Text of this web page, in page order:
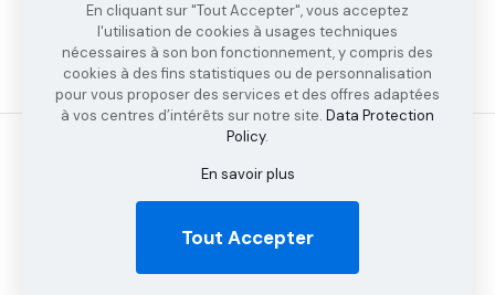
→
EDI
→
Station chargeur
© 2022 Transports TDF | Tous droits réservés-
|Mentions légales
En cliquant sur "Tout Accepter", vous acceptez
l'utilisation de cookies à usages techniques
nécessaires à son bon fonctionnement, y compris des
cookies à des fins statistiques ou de personnalisation
pour vous proposer des services et des offres adaptées
à vos centres d’intérêts sur notre site. Data Protection
Policy.
En savoir plus
Tout Accepter